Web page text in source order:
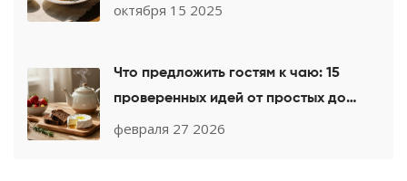
октября 15 2025
Что предложить гостям к чаю: 15
проверенных идей от простых до
изысканных
февраля 27 2026